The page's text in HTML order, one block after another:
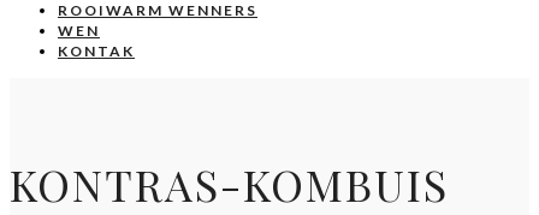
ROOIWARM WENNERS
WEN
KONTAK
KONTRAS-KOMBUIS